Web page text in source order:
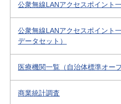
公衆無線LANアクセスポイント
公衆無線LANアクセスポイント
データセット）
医療機関一覧（自治体標準オー
商業統計調査